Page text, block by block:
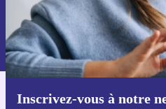
Inscrivez-vous à notre
Retrouvez les informations sur
dans notre
politique de
Téléchargez